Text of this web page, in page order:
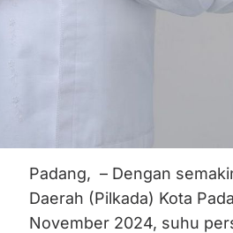
Padang, – Dengan
Daerah (Pilkada) Kota
November 2024, suhu